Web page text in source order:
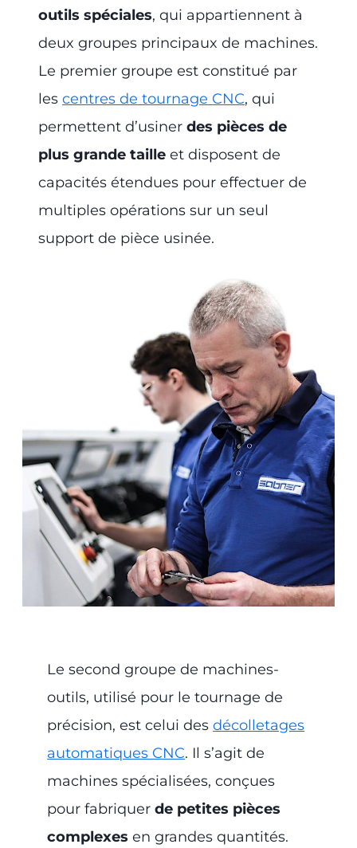
outils spéciales, qui appartiennent à
deux groupes principaux de machines.
Le premier groupe est constitué par
les centres de tournage CNC, qui
permettent d’usiner des pièces de
plus grande taille et disposent de
capacités étendues pour effectuer de
multiples opérations sur un seul
support de pièce usinée.
Le second groupe de machines-
outils, utilisé pour le tournage de
précision, est celui desdécolletages
automatiques CNC. Il s’agit de
machines spécialisées, conçues
pour fabriquerde petites pièces
complexes en grandes quantités.